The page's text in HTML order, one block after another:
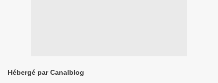
Hébergé par Canalblog